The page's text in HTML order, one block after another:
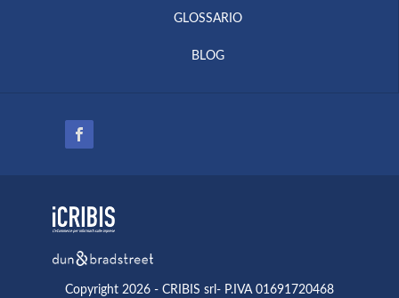
GLOSSARIO
BLOG
Copyright 2026 - CRIBIS srl- P.IVA 01691720468